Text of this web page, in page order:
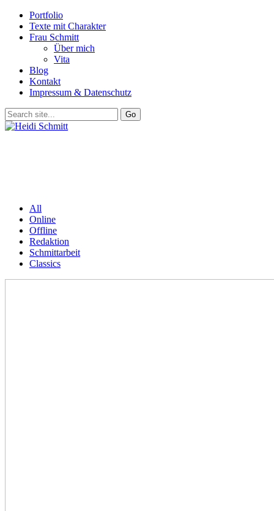
Portfolio
Texte mit Charakter
Frau Schmitt
Über mich
Vita
Blog
Kontakt
Impressum & Datenschutz
All
Online
Offline
Redaktion
Schmittarbeit
Classics